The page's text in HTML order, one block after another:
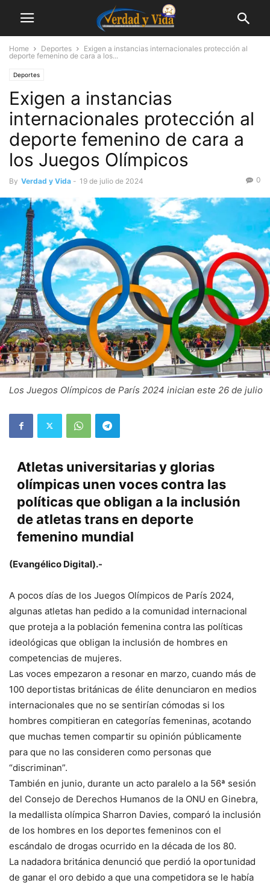
Home Deportes
Exigen a instancias internacionales protección al
deporte femenino de cara a los...
Deportes
Exigen a instancias
internacionales protección al
deporte femenino de cara a
los Juegos Olímpicos
By Verdad y Vida - 19 de julio de 2024 0
Los Juegos Olímpicos de París 2024 inician este 26 de julio
Atletas universitarias y glorias
olímpicas unen voces contra las
políticas que obligan a la inclusión
de atletas trans en deporte
femenino mundial
(Evangélico Digital).-
A pocos días de los Juegos Olímpicos de París 2024,
algunas atletas han pedido a la comunidad internacional
que proteja a la población femenina contra las políticas
ideológicas que obligan la inclusión de hombres en
competencias de mujeres.
Las voces empezaron a resonar en marzo, cuando más de
100 deportistas británicas de élite denunciaron en medios
internacionales que no se sentirían cómodas si los
hombres compitieran en categorías femeninas, acotando
que muchas temen compartir su opinión públicamente
para que no las consideren como personas que
“discriminan”.
También en junio, durante un acto paralelo a la 56ª sesión
del Consejo de Derechos Humanos de la ONU en Ginebra,
la medallista olímpica Sharron Davies, comparó la inclusión
de los hombres en los deportes femeninos con el
escándalo de drogas ocurrido en la década de los 80.
La nadadora británica denunció que perdió la oportunidad
de ganar el oro debido a que una competidora se le había